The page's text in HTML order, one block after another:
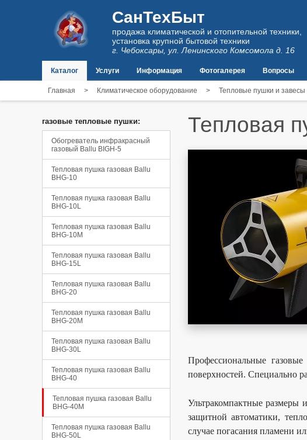
СанТехБыт
продажа климатической и отопительной техники,
установка крупной бытовой техники
г. Чебоксары, ул. Ленинского Комсомола д. 16
Каталог Услуги Информация Фотогалерея Вопросы
Главная > Климатическое оборудование > Тепловые пушки и завесы
Тепловая
Профессиональные
поверхностей. Специально
Ультракомпактные размеры
защитной автоматики,
случае погасания пламени
газовые тепловые пушки:
Обогреватель инфракрасный
газовый Ballu BIGH-5
Тепловая пушка газовая Ballu
BHG-10
Тепловая пушка газовая Ballu
BHG-10L
Тепловая пушка газовая Ballu
BHG-10M
Тепловая пушка газовая Ballu
BHG-15L
Тепловая пушка газовая Ballu
BHG-20
Тепловая пушка газовая Ballu
BHG-20M
Тепловая пушка газовая Ballu
BHG-30L
Тепловая пушка газовая Ballu
BHG-40
Тепловая пушка газовая Ballu
BHG-40M
Тепловая пушка газовая Ballu
BHG-50L